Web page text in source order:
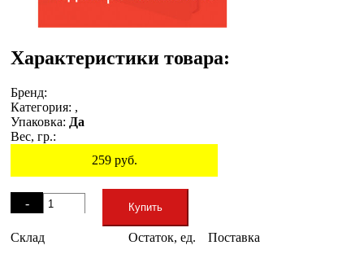
Характеристики товара:
Бренд:
Категория: ,
Упаковка: Да
Вес, гр.:
259руб.
-
+
Купить
Склад Остаток, ед. Поставка